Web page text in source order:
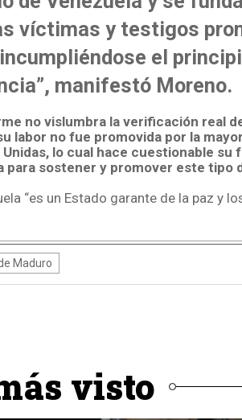
víctimas y testigos
el
manifestó Moreno.
no vislumbra la verificación real
labor no fue promovida por la
lo cual hace cuestionable su
para sostener y promover este tipo
“es un Estado garante de la paz y
Maduro
visto